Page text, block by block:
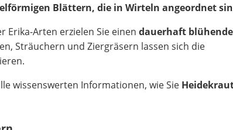
Blättern, die in Wirteln angeordnet
Erika-Arten erzielen Sie einendauerhaft
Sträuchern und Ziergräsern lassen sich die
wissenswerten Informationen, wie Sie